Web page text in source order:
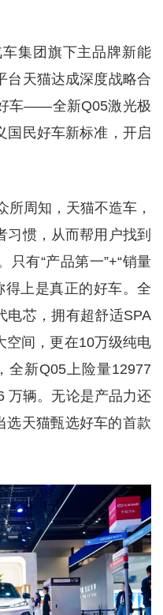
集团旗下主品牌新能
台天猫达成深度战略合
车——全新Q05激光极
国民好车新标准，开启
所周知，天猫不造车，
惯，从而帮用户找到
只有“产品第一”+“销量
得上是真正的好车。全
电芯，拥有超舒适SPA
空间，更在10万级纯电
全新Q05上险量12977
万辆。无论是产品力还
选天猫甄选好车的首款